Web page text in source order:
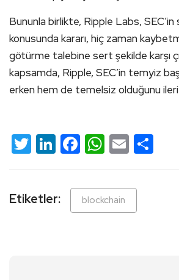
Bununla birlikte, Ripple Labs,
konusunda kararı, hiç zaman
götürme talebine sert şekilde karşı
kapsamda, Ripple, SEC’in temyiz
erken hem de temelsiz olduğunu
Twitter
LinkedIn
Facebook
Email
Etiketler: blockchain